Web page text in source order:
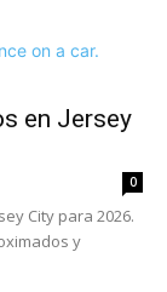
en Jersey
0
City para 2026.
y